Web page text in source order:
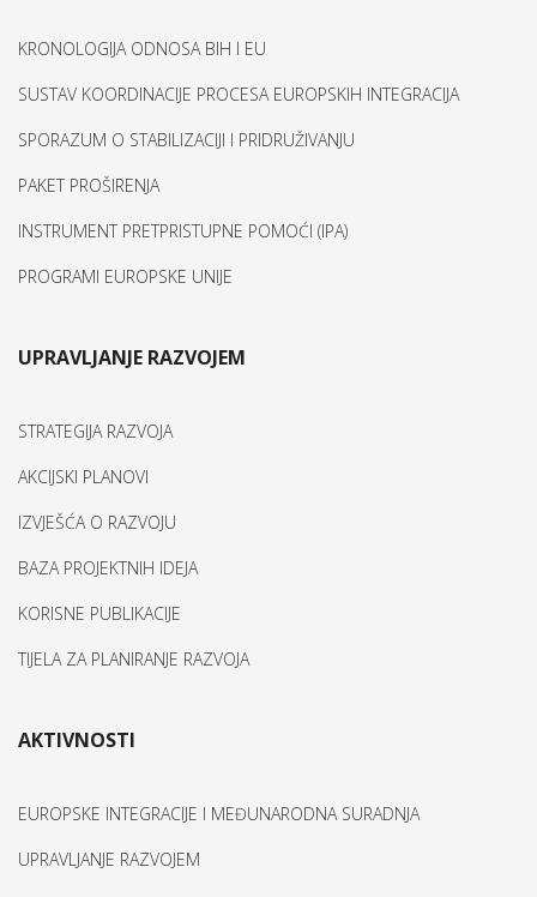
KRONOLOGIJA ODNOSA BIH I EU
SUSTAV KOORDINACIJE PROCESA EUROPSKIH INTEGRACIJA
SPORAZUM O STABILIZACIJI I PRIDRUŽIVANJU
PAKET PROŠIRENJA
INSTRUMENT PRETPRISTUPNE POMOĆI (IPA)
PROGRAMI EUROPSKE UNIJE
UPRAVLJANJE RAZVOJEM
STRATEGIJA RAZVOJA
AKCIJSKI PLANOVI
IZVJEŠĆA O RAZVOJU
BAZA PROJEKTNIH IDEJA
KORISNE PUBLIKACIJE
TIJELA ZA PLANIRANJE RAZVOJA
AKTIVNOSTI
EUROPSKE INTEGRACIJE I MEĐUNARODNA SURADNJA
UPRAVLJANJE RAZVOJEM